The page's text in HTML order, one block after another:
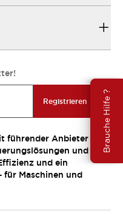
Brauche Hilfe ?
Registrieren
führender Anbieter
und
und ein
für Maschinen und